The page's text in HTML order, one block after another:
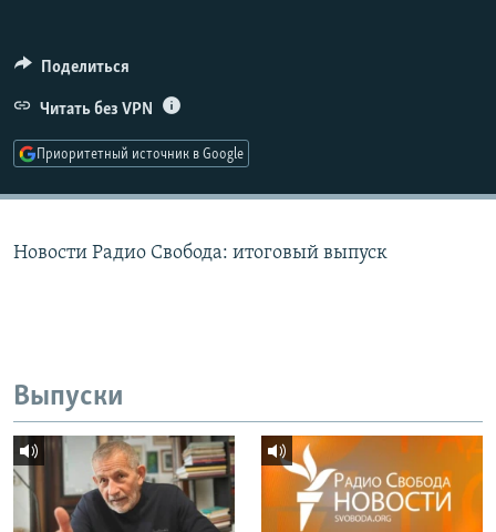
ПОДПИШИТЕСЬ НА РАССЫЛКУ
СОЦИАЛЬНЫЕ СЕТИ
Поделиться
Читать без VPN
Приоритетный источник в Google
Новости Радио Свобода: итоговый выпуск
Выпуски